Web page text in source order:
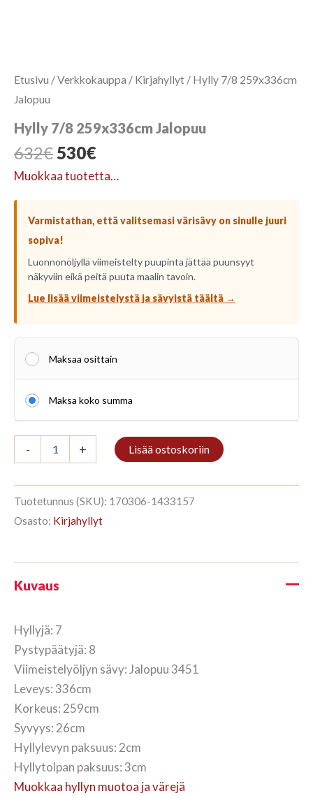
Etusivu /Verkkokauppa / Kirjahyllyt / Hylly 7/8 259x336cm
Jalopuu
Hylly 7/8 259x336cm Jalopuu
632€ Alkuperäinen
hinta
530€Nykyinen
hinta
Muokkaa tuotetta…
Varmistathan, että valitsemasi värisävy on sinulle juuri
sopiva!
Luonnonöljyllä viimeistelty puupinta jättää puunsyyt
näkyviin eikä peitä puuta maalin tavoin.
Lue lisää viimeistelystä ja sävyistä täältä →
Maksaa osittain
Maksa koko summa
-
7/8
Jalopuu
määrä
+ Lisää ostoskoriin
Tuotetunnus (SKU): 170306-1433157
Osasto: Kirjahyllyt
Kuvaus
Hyllyjä: 7
Pystypäätyjä: 8
Viimeistelyöljyn sävy: Jalopuu 3451
Leveys: 336cm
Korkeus: 259cm
Syvyys: 26cm
Hyllylevyn paksuus: 2cm
Hyllytolpan paksuus: 3cm
Muokkaa hyllyn muotoa ja värejä